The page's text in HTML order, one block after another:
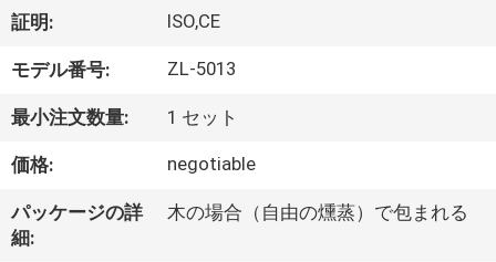
ト
ビ
オ
証明: ISO,CE
モデル番号: ZL-5013
最小注文数量: 1 セット
価格: negotiable
パッケージの詳
細:
木の場合（自由の燻蒸）で包まれる